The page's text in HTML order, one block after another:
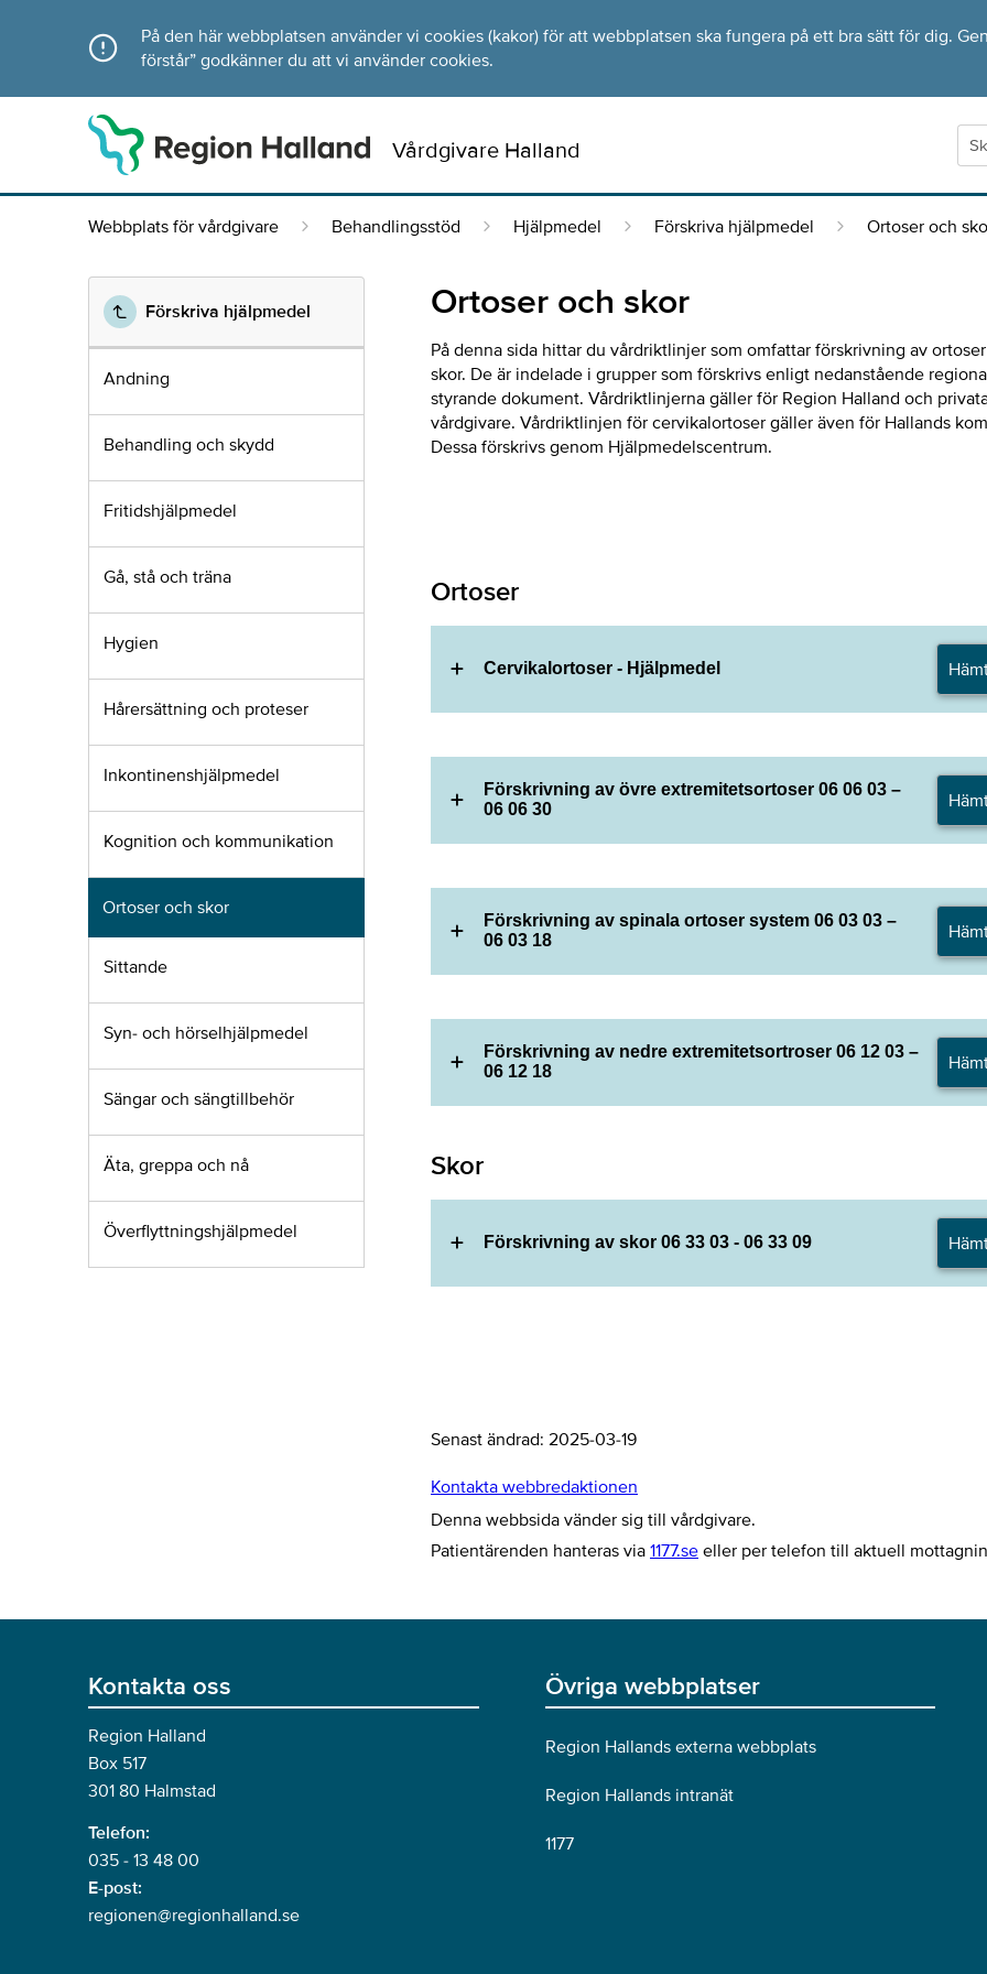
På den här webbplatsen använder vi cookies (kakor) för att webbplatsen ska fungera på ett bra sätt för dig.
förstår” godkänner du att vi använder cookies.
Vårdgivare Halland
Webbplats för vårdgivare Behandlingsstöd Hjälpmedel Förskriva hjälpmedel Ortoser och
Förskriva hjälpmedel
Andning
Behandling och skydd
Fritidshjälpmedel
Gå, stå och träna
Hygien
Hårersättning och proteser
Inkontinenshjälpmedel
Kognition och kommunikation
Ortoser och skor
Sittande
Syn- och hörselhjälpmedel
Sängar och sängtillbehör
Äta, greppa och nå
Överflyttningshjälpmedel
Ortoser och skor
På denna sida hittar du vårdriktlinjer som omfattar förskrivning av
skor. De är indelade i grupper som förskrivs enligt nedanstående
styrande dokument. Vårdriktlinjerna gäller för Region Halland och
vårdgivare. Vårdriktlinjen för cervikalortoser gäller även för Hallands
Dessa förskrivs genom Hjälpmedelscentrum.
Ortoser
Cervikalortoser - Hjälpmedel
Förskrivning av övre extremitetsortoser 06 06 03 –
06 06 30
Förskrivning av spinala ortoser system 06 03 03 –
06 03 18
Förskrivning av nedre extremitetsortroser 06 12 03 –
06 12 18
Skor
Förskrivning av skor 06 33 03 - 06 33 09
Senast ändrad: 2025-03-19
Kontakta webbredaktionen
Denna webbsida vänder sig till vårdgivare.
Patientärenden hanteras via 1177.se eller per telefon till aktuell
Kontakta oss
Region Halland
Box 517
301 80 Halmstad
Telefon:
035 - 13 48 00
E-post:
regionen@regionhalland.se
Övriga webbplatser
Region Hallands externa webbplats
Region Hallands intranät
1177